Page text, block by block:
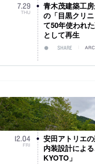
7.29
THU
青木茂建築工
の「目黒クリ
て50年使われ
として再生
SHARE
12.04
FRI
安田アトリエ
内装設計によ
KYOTO」